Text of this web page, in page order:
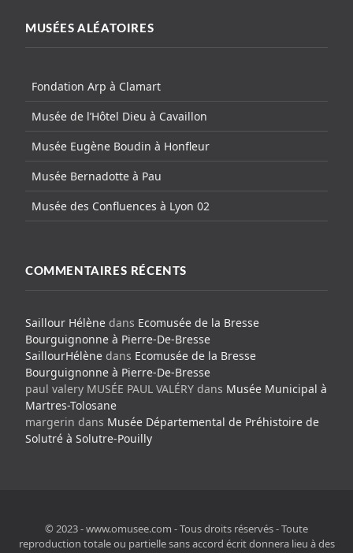
MUSÉES ALÉATOIRES
Fondation Arp à Clamart
Musée de l’Hôtel Dieu à Cavaillon
Musée Eugène Boudin à Honfleur
Musée Bernadotte à Pau
Musée des Confluences à Lyon 02
COMMENTAIRES RÉCENTS
Saillour Hélène dans Ecomusée de la Bresse
Bourguignonne à Pierre-De-Bresse
SaillourHélène dans Ecomusée de la Bresse
Bourguignonne à Pierre-De-Bresse
paul valery MUSÉE PAUL VALÉRY dans Musée Municipal à
Martres-Tolosane
margerin dans Musée Départemental de Préhistoire de
Solutré à Solutre-Pouilly
© 2023 - www.omusee.com - Tous droits réservés - Toute
reproduction totale ou partielle sans accord écrit donnera lieu à des